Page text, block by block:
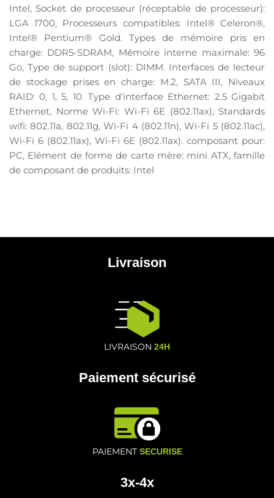
Intel, Socket de processeur (réceptable de processeur):
LGA 1700, Processeurs compatibles: Intel® Celeron®,
Intel® Pentium® Gold. Types de mémoire pris en
charge: DDR5-SDRAM, Mémoire interne maximale: 96
Go, Type de support (slot): DIMM. Interfaces de lecteur
de stockage prises en charge: M.2, SATA III, Niveaux
RAID: 0, 1, 5, 10. Type d'interface Ethernet: 2.5 Gigabit
Ethernet, Norme Wi-Fi: Wi-Fi 6E (802.11ax), Standards
wifi: 802.11a, 802.11g, Wi-Fi 4 (802.11n), Wi-Fi 5 (802.11ac),
Wi-Fi 6 (802.11ax), Wi-Fi 6E (802.11ax). composant pour:
PC, Elément de forme de carte mère: mini ATX, famille
de composant de produits: Intel
Livraison
LIVRAISON 24H
Paiement sécurisé
PAIEMENT SECURISE
3x-4x